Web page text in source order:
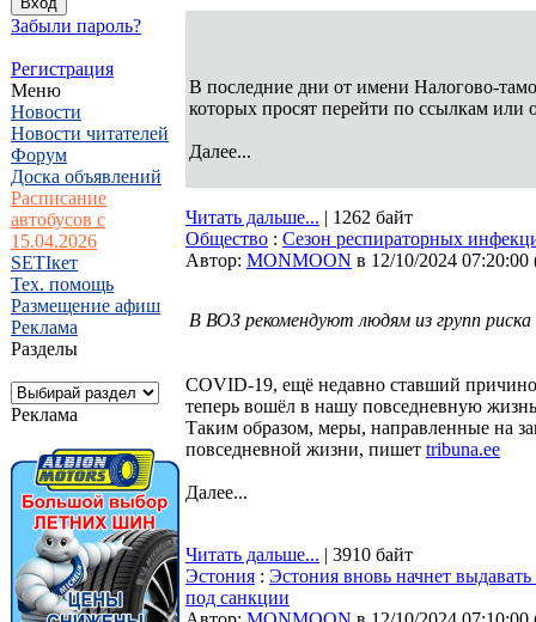
Забыли пароль?
Регистрация
Меню
Новости
Новости читателей
Форум
Доска объявлений
Расписание
автобусов с
15.04.2026
SETIкет
Тех. помощь
Размещение афиш
Реклама
Разделы
Реклама
В последние дни от имени Налогово-
которых просят перейти по ссылкам или
Далее...
Читать дальше... | 1262 байт
Общество : Сезон респираторных
Автор: MONMOON в 12/10/2024 07:20:00
В ВОЗ рекомендуют людям из групп
COVID-19, ещё недавно ставший
теперь вошёл в нашу повседневную
Таким образом, меры, направленные на
повседневной жизни, пишет tribuna.ee
Далее...
Читать дальше... | 3910 байт
Эстония : Эстония вновь начнет
под санкции